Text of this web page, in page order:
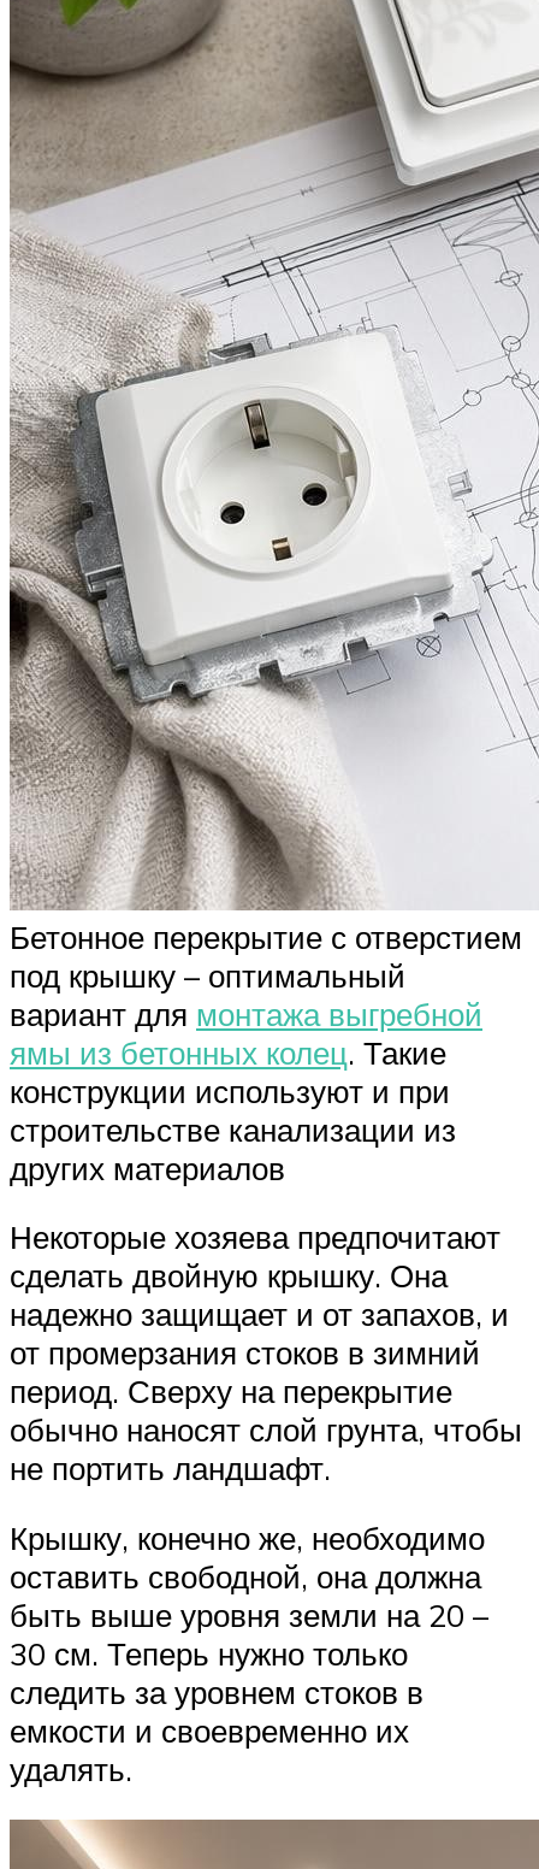
Бетонное перекрытие с отверстием
под крышку – оптимальный
вариант для монтажа выгребной
ямы из бетонных колец. Такие
конструкции используют и при
строительстве канализации из
других материалов
Некоторые хозяева предпочитают
сделать двойную крышку. Она
надежно защищает и от запахов, и
от промерзания стоков в зимний
период. Сверху на перекрытие
обычно наносят слой грунта, чтобы
не портить ландшафт.
Крышку, конечно же, необходимо
оставить свободной, она должна
быть выше уровня земли на 20 –
30 см. Теперь нужно только
следить за уровнем стоков в
емкости и своевременно их
удалять.